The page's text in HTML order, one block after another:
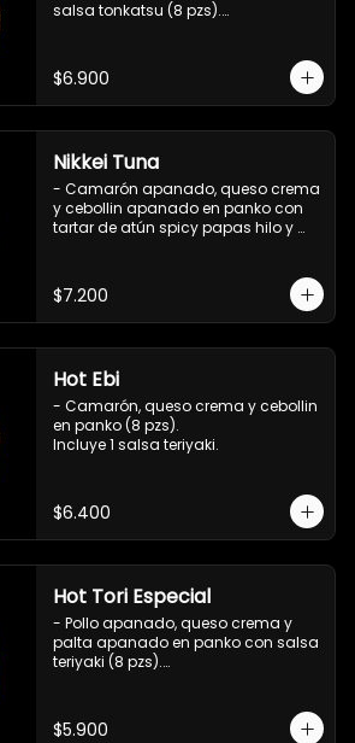
salsa tonkatsu (8 pzs).
$6.900
Nikkei Tuna
- Camarón apanado, queso crema
y cebollin apanado en panko con
tartar de atún spicy papas hilo y
$7.200
Hot Ebi
- Camarón, queso crema y cebollin
en panko (8 pzs).
Incluye 1 salsa teriyaki.
$6.400
Hot Tori Especial
- Pollo apanado, queso crema y
palta apanado en panko con salsa
teriyaki (8 pzs).
$5.900